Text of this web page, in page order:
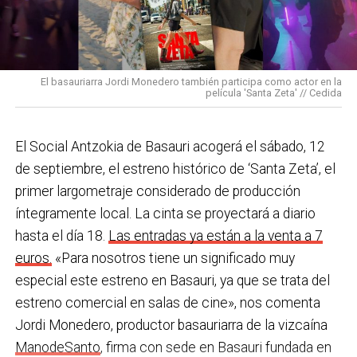
En Basauri ya venimos trabajando en esa dirección
con programas de envejecimiento activo, actividades
en los centros de personas mayores e iniciativas para
combatir la brecha digital. Además, este año se ha
y, a principios del año que viene, se comenzarán a
prestar los servicios de atención diurna y viviendas
comunitarias.
En las últimas semanas la actualidad municipal ha
estado marcada por las investigaciones sobre
presuntas irregularidades urbanísticas . ¿Cómo
está afrontando el equipo de gobierno esta
situación y qué mensaje trasladarías a la
ciudadanía?Los hechos denunciados son graves y
bajo una temperatura de 44ºC, equipados con todos
los Equipos de Protección Individual (EPIS) y con las
pulseras de aviso de temperatura pitando al unísono,
una acción que los sindicatos tachan de negligente y
contraria al propio plan de emergencias de la
Sin soluciones reales
Ante la falta de soluciones en las reuniones del
comité, los representantes de los trabajadores
advirtieron a la dirección con elevar los hechos a la
Inspección de Trabajo. Aunque inicialmente
percibieron un amago de cambio de actitud, la parte
social lamenta que las medidas adoptadas ante las
nuevas alertas meteorológicas han sido meramente
«testimoniales, esporádicas y centradas en
El basauriarra Jordi Monedero también participa como actor en la
película 'Santa Zeta' // Cedida
El Social Antzokia de Basauri acogerá el sábado, 12
de septiembre, el estreno histórico de ‘Santa Zeta’, el
primer largometraje considerado de producción
íntegramente local. La cinta se proyectará a diario
hasta el día 18. Las entradas ya están a la venta a 7
euros. «Para nosotros tiene un significado muy
especial este estreno en Basauri, ya que se trata del
estreno comercial en salas de cine», nos comenta
Jordi Monedero, productor basauriarra de la vizcaína
ManodeSanto, firma con sede en Basauri fundada en